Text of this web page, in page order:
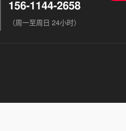
156-1144-2658
（周一至周日 24小时）